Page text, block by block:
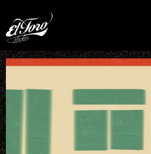
PUBLICITÉ &
STUDIO